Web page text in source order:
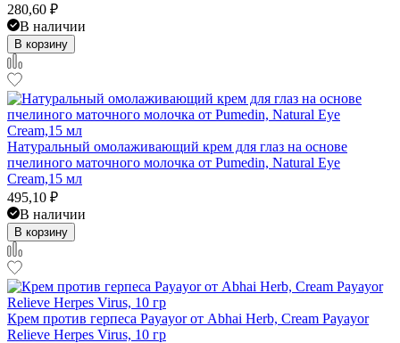
280,60 ₽
В наличии
В корзину
Натуральный омолаживающий крем для глаз на основе
пчелиного маточного молочка от Pumedin, Natural Eye
Cream,15 мл
495,10 ₽
В наличии
В корзину
Крем против герпеса Payayor от Abhai Herb, Cream Payayor
Relieve Herpes Virus, 10 гр